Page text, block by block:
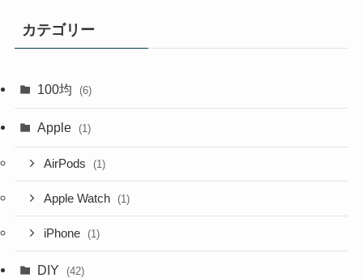
カテゴリー
100均 (6)
Apple (1)
AirPods (1)
Apple Watch (1)
iPhone (1)
DIY (42)